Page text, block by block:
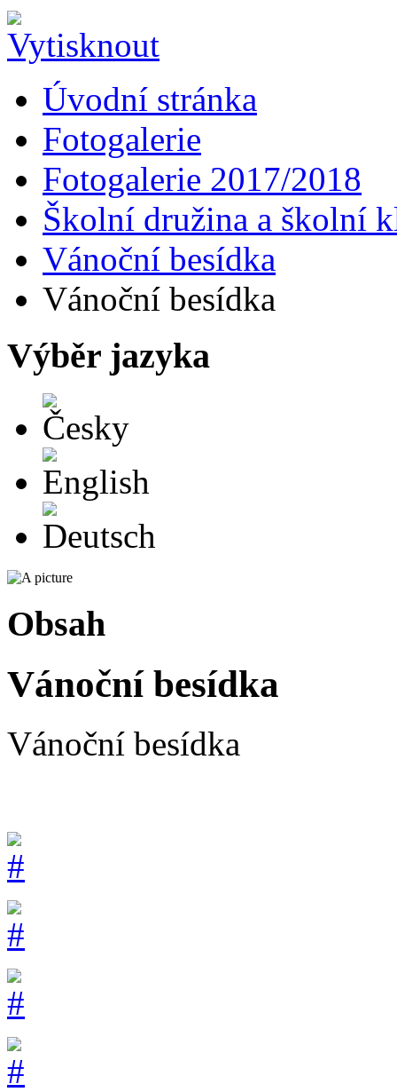
Úvodní stránka
Fotogalerie
Fotogalerie 2017/2018
Školní družina a školní
Vánoční besídka
Vánoční besídka
Výběr jazyka
Obsah
Vánoční besídka
Vánoční besídka